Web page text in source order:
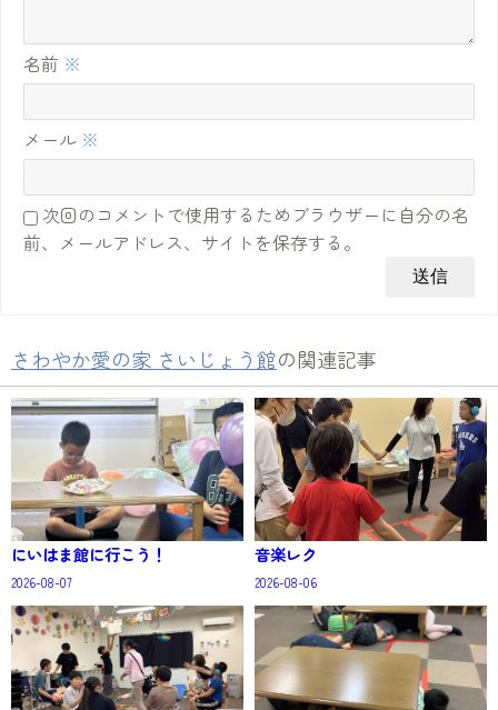
名前 ※
メール ※
次回のコメントで使用するためブラウザーに自分の名
前、メールアドレス、サイトを保存する。
さわやか愛の家 さいじょう館の関連記事
にいはま館に行こう！
2026-08-07
音楽レク
2026-08-06